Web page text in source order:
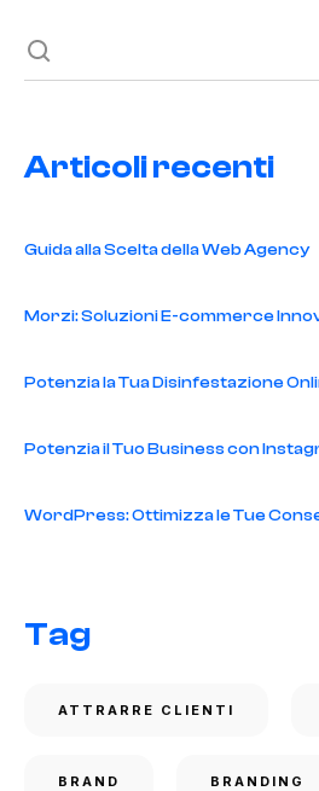
Articoli recenti
Guida alla Scelta della Web Agency
Morzi: Soluzioni E-commerce
Potenzia la Tua Disinfestazione
Potenzia il Tuo Business con
WordPress: Ottimizza le Tue
Tag
ATTRARRE CLIENTI
BRAND BRANDING